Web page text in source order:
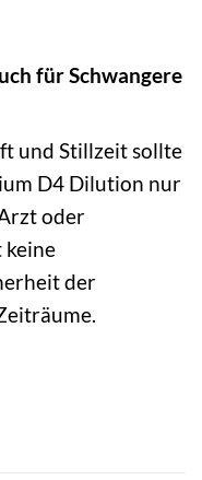
für Schwangere
und Stillzeit sollte
D4 Dilution nur
oder
keine
der